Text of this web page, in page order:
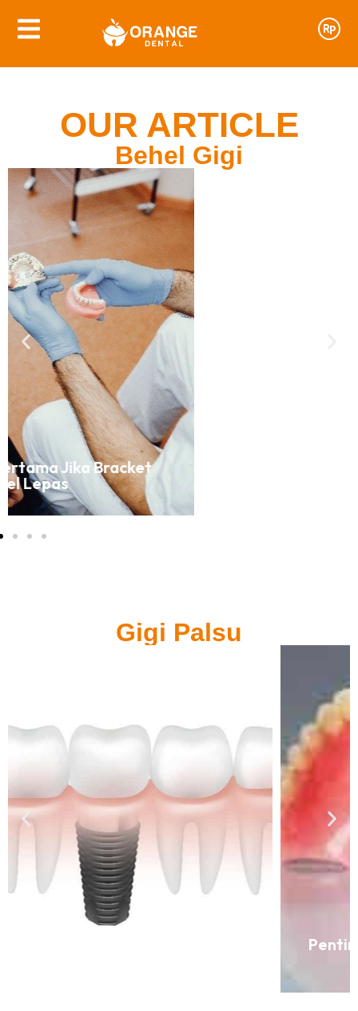
OUR ARTICLE
Behel Gigi
5 Penyebab Gigi Tidak Beraturan
Gigi Palsu
Penting! Begini Cara Memilih Gigi Palsu